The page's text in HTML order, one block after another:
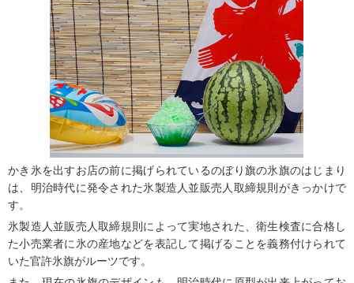
かき氷を出すお店の前に掲げられているのぼり旗の氷旗のはじまり
は、明治時代に発令された氷製造人並販売人取締規則がきっかけで
す。
氷製造人並販売人取締規則によって実地された、衛生検査に合格し
た小売業者に氷の産地などを表記して掲げることを義務付けられて
いた官許氷旗がルーツです。